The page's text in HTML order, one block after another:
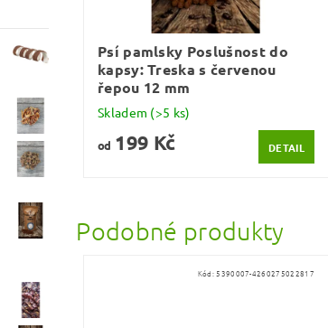
Psí pamlsky Poslušnost do
kapsy: Treska s červenou
řepou 12 mm
Skladem (>5 ks)
od 199 Kč DETAIL
Podobné produkty
Kód:5390007-4260275022817